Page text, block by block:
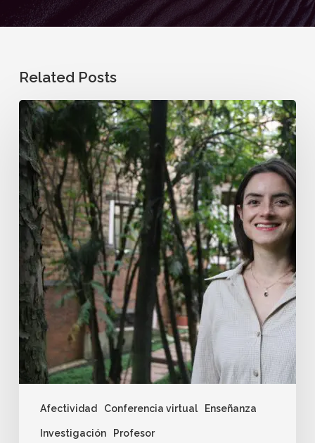
Related Posts
Afectividad Conferencia virtual Enseñanza
Investigación Profesor